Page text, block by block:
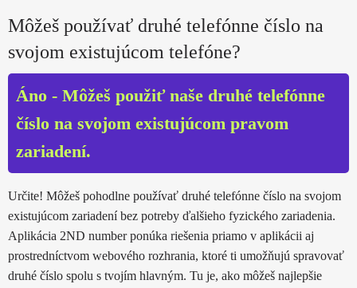
Môžeš používať druhé telefónne číslo na
svojom existujúcom telefóne?
Áno - Môžeš použiť naše druhé telefónne
číslo na svojom existujúcom pravom
zariadení.
Určite! Môžeš pohodlne používať druhé telefónne číslo na svojom
existujúcom zariadení bez potreby ďalšieho fyzického zariadenia.
Aplikácia 2ND number ponúka riešenia priamo v aplikácii aj
prostredníctvom webového rozhrania, ktoré ti umožňujú spravovať
druhé číslo spolu s tvojím hlavným. Tu je, ako môžeš najlepšie